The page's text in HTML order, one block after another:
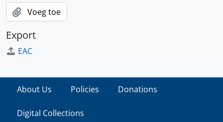
Voeg toe
Export
EAC
About Us Policies Donations
Digital Collections